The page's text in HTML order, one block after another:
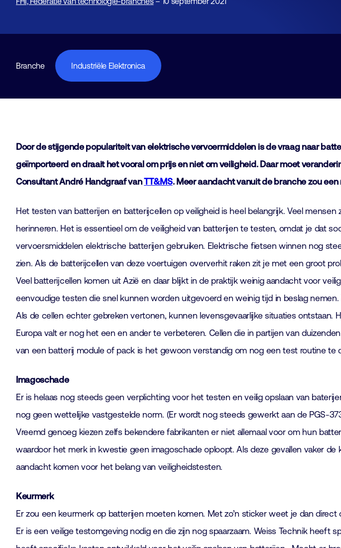
Branche Industriële Elektronica
Door de stijgende populariteit van elektrische vervoermiddelen is de vraag naar
geïmporteerd en draait het vooral om prijs en niet om veiligheid. Daar moet
Consultant André Handgraaf vanTT&MS. Meer aandacht vanuit de branche zou een
Het testen van batterijen en batterijcellen op veiligheid is heel belangrijk. Veel
herinneren. Het is essentieel om de veiligheid van batterijen te testen, omdat je dat
vervoersmiddelen elektrische batterijen gebruiken. Elektrische fietsen winnen nog
zien. Als de batterijcellen van deze voertuigen oververhit raken zit je met een groot
Veel batterijcellen komen uit Azië en daar blijkt in de praktijk weinig aandacht voor
eenvoudige testen die snel kunnen worden uitgevoerd en weinig tijd in beslag
Als de cellen echter gebreken vertonen, kunnen levensgevaarlijke situaties
Europa valt er nog het een en ander te verbeteren. Cellen die in partijen van
van een batterij module of pack is het gewoon verstandig om nog een test routine te
Imagoschade
Er is helaas nog steeds geen verplichting voor het testen en veilig opslaan van
nog geen wettelijke vastgestelde norm. (Er wordt nog steeds gewerkt aan de PGS-
Vreemd genoeg kiezen zelfs bekendere fabrikanten er niet allemaal voor om hun
waardoor het merk in kwestie geen imagoschade oploopt. Als deze gevallen vaker
aandacht komen voor het belang van veiligheidstesten.
Keurmerk
Er zou een keurmerk op batterijen moeten komen. Met zo’n sticker weet je dan
Er is een veilige testomgeving nodig en die zijn nog spaarzaam. Weiss Technik heeft